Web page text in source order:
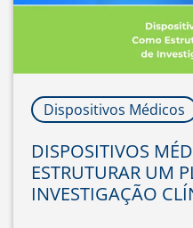
DISPOSITIVOS
ESTRUTURAR UM
INVESTIGAÇÃO
Dispositivos Médicos